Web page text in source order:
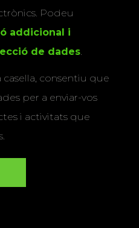
Podeu
addicional i
de dades
consentiu que
per a enviar-vos
i activitats que